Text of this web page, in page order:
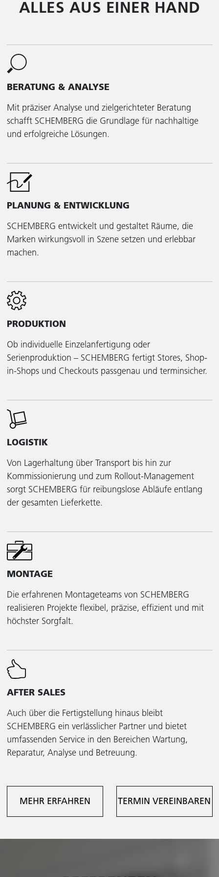
ALLES AUS EINER HAND
BERATUNG & ANALYSE
Mit präziser Analyse und zielgerichteter Beratung
schafft SCHEMBERG die Grundlage für nachhaltige
und erfolgreiche Lösungen.
PLANUNG & ENTWICKLUNG
SCHEMBERG entwickelt und gestaltet Räume, die
Marken wirkungsvoll in Szene setzen und erlebbar
machen.
PRODUKTION
Ob individuelle Einzelanfertigung oder
Serienproduktion – SCHEMBERG fertigt Stores, Shop-
in-Shops und Checkouts passgenau und terminsicher.
LOGISTIK
Von Lagerhaltung über Transport bis hin zur
Kommissionierung und zum Rollout-Management
sorgt SCHEMBERG für reibungslose Abläufe entlang
der gesamten Lieferkette.
MONTAGE
Die erfahrenen Montageteams von SCHEMBERG
realisieren Projekte flexibel, präzise, effizient und mit
höchster Sorgfalt.
AFTER SALES
Auch über die Fertigstellung hinaus bleibt
SCHEMBERG ein verlässlicher Partner und bietet
umfassenden Service in den Bereichen Wartung,
Reparatur, Analyse und Betreuung.
MEHR ERFAHREN TERMIN VEREINBAREN